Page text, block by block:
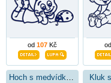
od 107 Kč od
Kluk